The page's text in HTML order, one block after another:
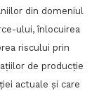
din domeniul
ului, înlocuirea
riscului prin
de producție
actuale și care